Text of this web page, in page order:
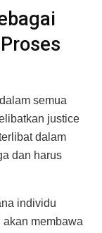
semua
justice
dalam
dan harus
individu
membawa